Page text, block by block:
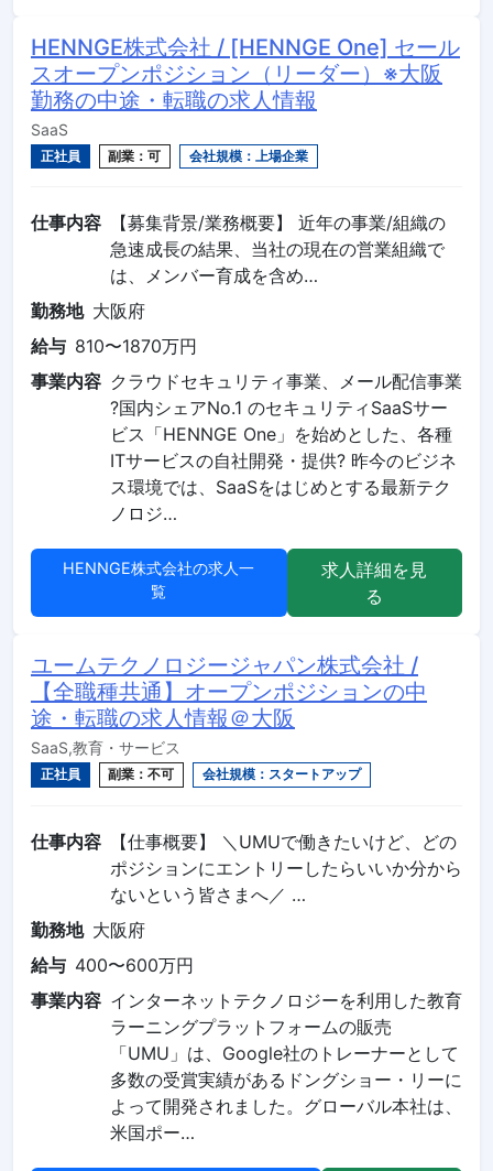
HENNGE株式会社 / [HENNGE One] セール
スオープンポジション（リーダー）※大阪
勤務の中途・転職の求人情報
SaaS
正社員 副業：可 会社規模：上場企業
仕事内容
【募集背景/業務概要】 近年の事業/組織の
急速成長の結果、当社の現在の営業組織で
は、メンバー育成を含め…
勤務地 大阪府
給与 810〜1870万円
事業内容 クラウドセキュリティ事業、メール配信事業
?国内シェアNo.1 のセキュリティSaaSサー
ビス「HENNGE One」を始めとした、各種
ITサービスの自社開発・提供? 昨今のビジネ
ス環境では、SaaSをはじめとする最新テク
ノロジ…
HENNGE株式会社の求人一
覧
求人詳細を見
る
ユームテクノロジージャパン株式会社 /
【全職種共通】オープンポジションの中
途・転職の求人情報＠大阪
SaaS,教育・サービス
正社員 副業：不可 会社規模：スタートアップ
仕事内容
【仕事概要】 ＼UMUで働きたいけど、どの
ポジションにエントリーしたらいいか分から
ないという皆さまへ／ …
勤務地 大阪府
給与 400〜600万円
事業内容 インターネットテクノロジーを利用した教育
ラーニングプラットフォームの販売
「UMU」は、Google社のトレーナーとして
多数の受賞実績があるドングショー・リーに
よって開発されました。グローバル本社は、
米国ポー…